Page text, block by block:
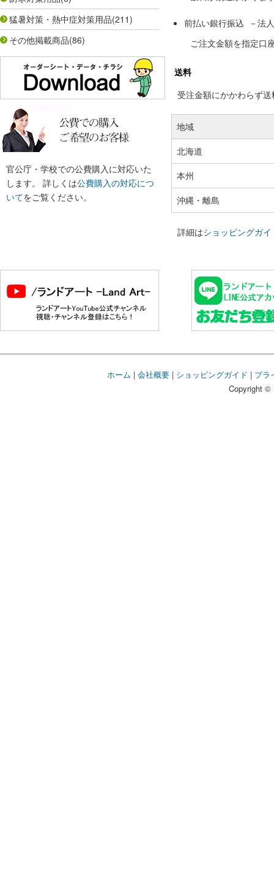
猛暑対策・熱中症対策用品(211)
その他掲載商品(86)
官公庁・学校での公費購入に対応いた
します。 詳しくは公費購入の対応につ
いてをご覧ください。
前払い銀行振込 －法
ご注文金額を指定口
送料
受注金額にかかわらず
地域
北海道
本州
沖縄・離島
詳細はショッピングガイ
ホーム | 会社概要| ショッピングガイド | プラ
Copyright ©